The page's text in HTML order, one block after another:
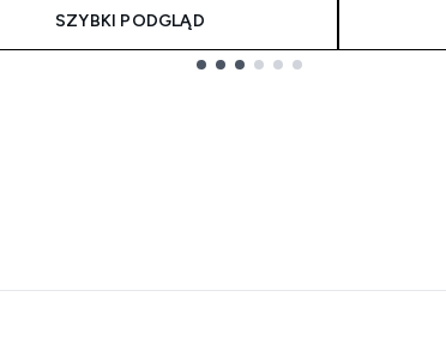
SZYBKI PODGLĄD